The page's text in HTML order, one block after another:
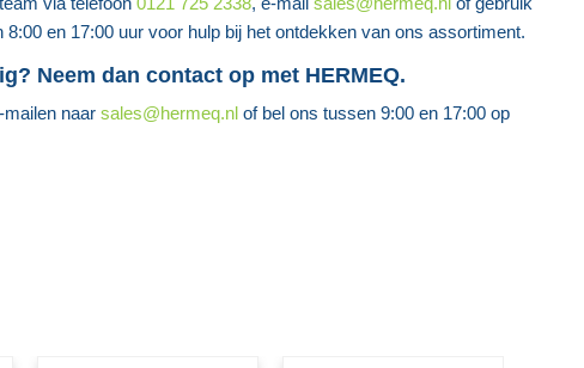
en 17:00 uur voor hulp bij het ontdekken van ons assortiment.
Neem dan contact op met HERMEQ.
naar sales@hermeq.nl of bel ons tussen 9:00 en 17:00 op